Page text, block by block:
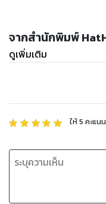
จากสำนักพิมพ์
ดูเพิ่มเติม
ให้5 คะแนน